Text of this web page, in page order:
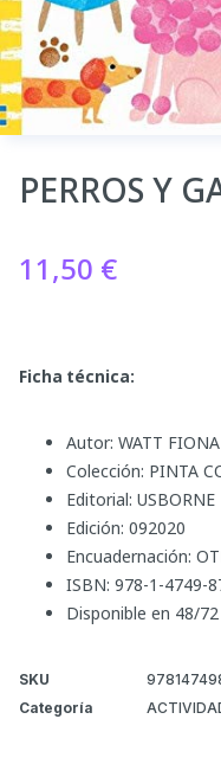
PERROS Y
11,50 €
Ficha técnica:
Autor: WATT FIONA
Colección: PINTA
Editorial: USBORNE
Edición: 092020
Encuadernación:
ISBN: 978-1-4749-
Disponible en 48/
SKU
Categoría